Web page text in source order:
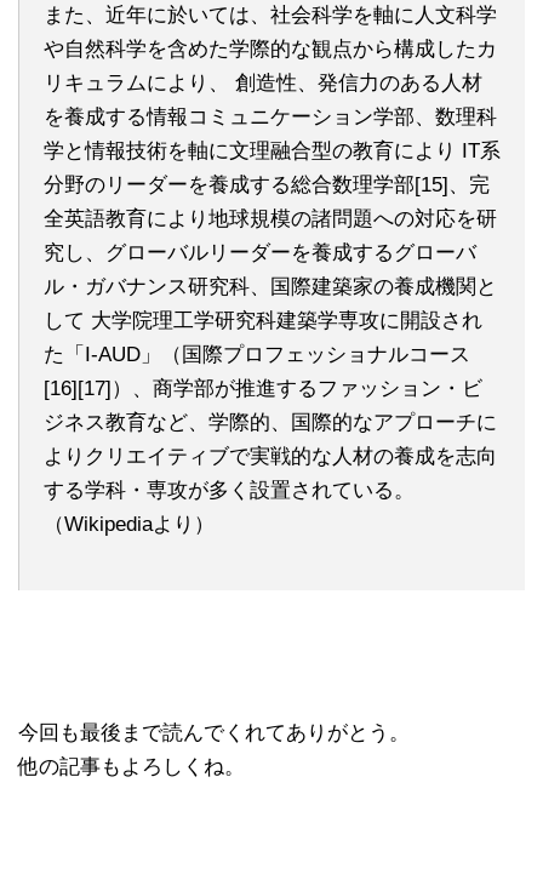
また、近年に於いては、社会科学を軸に人文科学
や自然科学を含めた学際的な観点から構成したカ
リキュラムにより、 創造性、発信力のある人材
を養成する情報コミュニケーション学部、数理科
学と情報技術を軸に文理融合型の教育により IT系
分野のリーダーを養成する総合数理学部[15]、完
全英語教育により地球規模の諸問題への対応を研
究し、グローバルリーダーを養成するグローバ
ル・ガバナンス研究科、国際建築家の養成機関と
して 大学院理工学研究科建築学専攻に開設され
た「I-AUD」（国際プロフェッショナルコース
[16][17]）、商学部が推進するファッション・ビ
ジネス教育など、学際的、国際的なアプローチに
よりクリエイティブで実戦的な人材の養成を志向
する学科・専攻が多く設置されている。
（Wikipediaより）
今回も最後まで読んでくれてありがとう。
他の記事もよろしくね。